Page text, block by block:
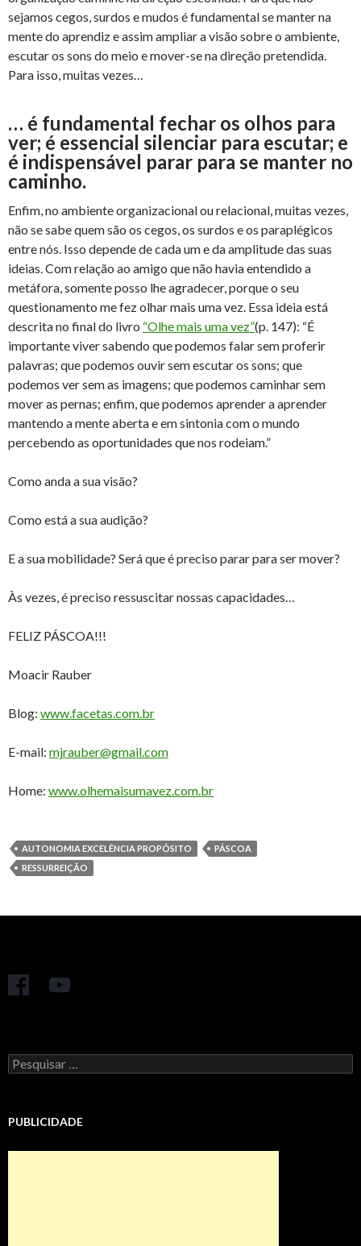
sejamos cegos, surdos e mudos é fundamental se manter na
mente do aprendiz e assim ampliar a visão sobre o ambiente,
escutar os sons do meio e mover-se na direção pretendida.
Para isso, muitas vezes…
… é fundamental fechar os olhos para
ver; é essencial silenciar para escutar; e
é indispensável parar para se manter no
caminho.
Enfim, no ambiente organizacional ou relacional, muitas vezes,
não se sabe quem são os cegos, os surdos e os paraplégicos
entre nós. Isso depende de cada um e da amplitude das suas
ideias. Com relação ao amigo que não havia entendido a
metáfora, somente posso lhe agradecer, porque o seu
questionamento me fez olhar mais uma vez. Essa ideia está
descrita no final do livro “Olhe mais uma vez”(p. 147): “É
importante viver sabendo que podemos falar sem proferir
palavras; que podemos ouvir sem escutar os sons; que
podemos ver sem as imagens; que podemos caminhar sem
mover as pernas; enfim, que podemos aprender a aprender
mantendo a mente aberta e em sintonia com o mundo
percebendo as oportunidades que nos rodeiam.”
Como anda a sua visão?
Como está a sua audição?
E a sua mobilidade? Será que é preciso parar para ser mover?
Às vezes, é preciso ressuscitar nossas capacidades…
FELIZ PÁSCOA!!!
Moacir Rauber
Blog: www.facetas.com.br
E-mail: mjrauber@gmail.com
Home: www.olhemaisumavez.com.br
AUTONOMIA EXCELÊNCIA PROPÓSITO
PÁSCOA
RESSURREIÇÃO
Pesquisar
por:
PUBLICIDADE